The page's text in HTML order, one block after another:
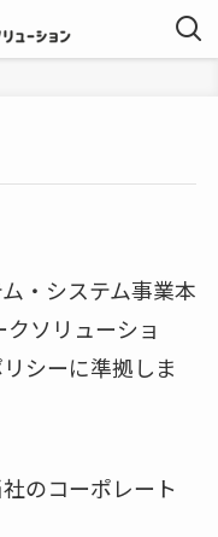
・システム事業本
ソリューショ
シーに準拠しま
のコーポレート